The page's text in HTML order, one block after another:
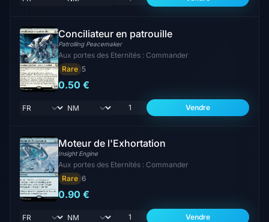
Conciliateur en patrouille
Patrolling Peacemaker
Aux portes des Eternités : Commander
Rare 5
0.50 €
Vendre
Moteur de l'Exhortation
Insight Engine
Aux portes des Eternités : Commander
Rare 6
0.90 €
Vendre